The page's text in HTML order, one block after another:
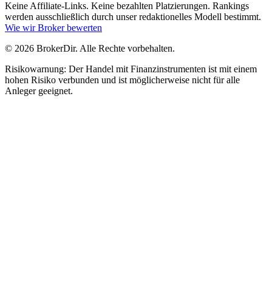
Keine Affiliate-Links. Keine bezahlten Platzierungen. Rankings
werden ausschließlich durch unser redaktionelles Modell bestimmt.
Wie wir Broker bewerten
© 2026 BrokerDir. Alle Rechte vorbehalten.
Risikowarnung: Der Handel mit Finanzinstrumenten ist mit einem
hohen Risiko verbunden und ist möglicherweise nicht für alle
Anleger geeignet.